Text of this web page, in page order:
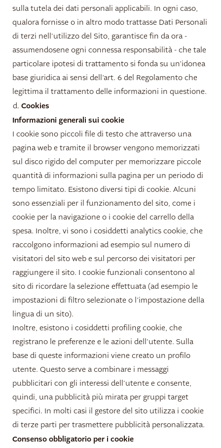
sulla tutela dei dati personali applicabili. In ogni caso,
qualora fornisse o in altro modo trattasse Dati Personali
di terzi nell'utilizzo del Sito, garantisce fin da ora -
assumendosene ogni connessa responsabilità - che tale
particolare ipotesi di trattamento si fonda su un’idonea
base giuridica ai sensi dell’art. 6 del Regolamento che
legittima il trattamento delle informazioni in questione.
Cookies
Informazioni generali sui cookie
I cookie sono piccoli file di testo che attraverso una
pagina web e tramite il browser vengono memorizzati
sul disco rigido del computer per memorizzare piccole
quantità di informazioni sulla pagina per un periodo di
tempo limitato. Esistono diversi tipi di cookie. Alcuni
sono essenziali per il funzionamento del sito, come i
cookie per la navigazione o i cookie del carrello della
spesa. Inoltre, vi sono i cosiddetti analytics cookie, che
raccolgono informazioni ad esempio sul numero di
visitatori del sito web e sul percorso dei visitatori per
raggiungere il sito. I cookie funzionali consentono al
sito di ricordare la selezione effettuata (ad esempio le
impostazioni di filtro selezionate o l’impostazione della
lingua di un sito).
Inoltre, esistono i cosiddetti profiling cookie, che
registrano le preferenze e le azioni dell'utente. Sulla
base di queste informazioni viene creato un profilo
utente. Questo serve a combinare i messaggi
pubblicitari con gli interessi dell'utente e consente,
quindi, una pubblicità più mirata per gruppi target
specifici. In molti casi il gestore del sito utilizza i cookie
di terze parti per trasmettere pubblicità personalizzata.
Consenso obbligatorio per i cookie